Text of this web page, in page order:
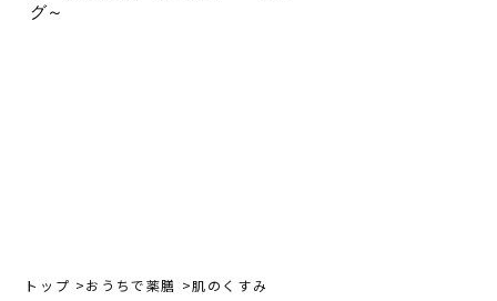
グ～
トップ おうちで薬膳 肌のくすみ